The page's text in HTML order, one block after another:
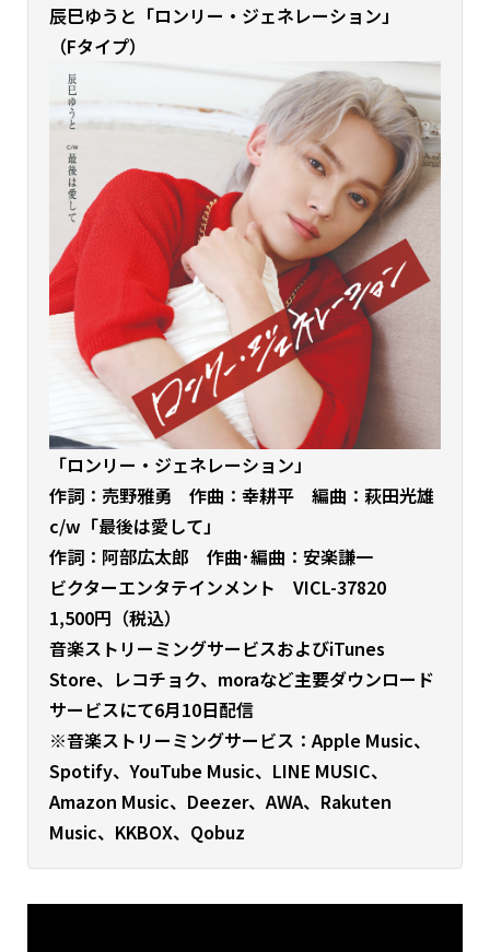
辰巳ゆうと 「ロンリー・ジェネレーション」
（Fタイプ）
「ロンリー・ジェネレーション」
作詞：売野雅勇 作曲：幸耕平 編曲：萩田光雄
c/w「最後は愛して」
作詞：阿部広太郎 作曲･編曲：安楽謙一
ビクターエンタテインメント VICL-37820
1,500円（税込）
音楽ストリーミングサービスおよびiTunes
Store、レコチョク、moraなど主要ダウンロード
サービスにて6月10日配信
※音楽ストリーミングサービス：Apple Music、
Spotify、YouTube Music、LINE MUSIC、
Amazon Music、Deezer、AWA、Rakuten
Music、KKBOX、Qobuz